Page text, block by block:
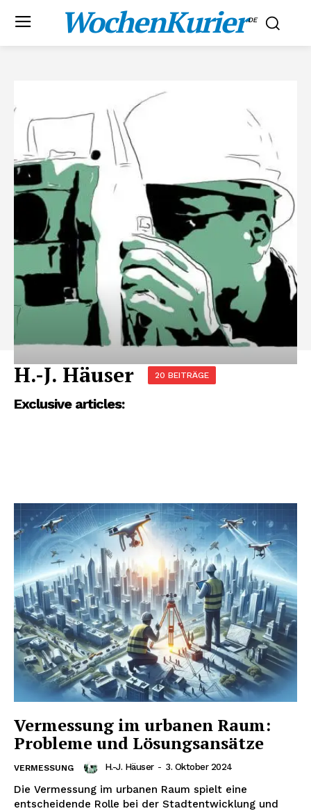
WochenKurier.DE
H.-J. Häuser 20 BEITRÄGE
Exclusive articles:
Vermessung im urbanen Raum:
Probleme und Lösungsansätze
VERMESSUNG H.-J. Häuser - 3. Oktober 2024
Die Vermessung im urbanen Raum spielt eine
entscheidende Rolle bei der Stadtentwicklung und